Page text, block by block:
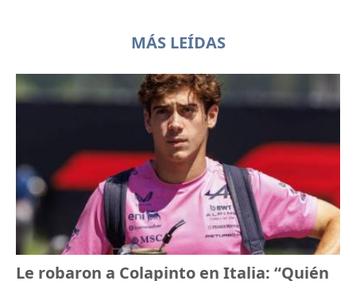
MÁS LEÍDAS
Le robaron a Colapinto en Italia: “Quién